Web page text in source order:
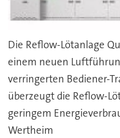
Die Reflow-Lötanlage
einem neuen
verringerten Bediener-
überzeugt die Reflow-
geringem
Wertheim